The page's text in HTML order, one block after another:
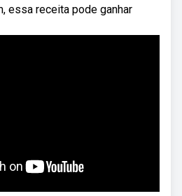
essa receita pode ganhar